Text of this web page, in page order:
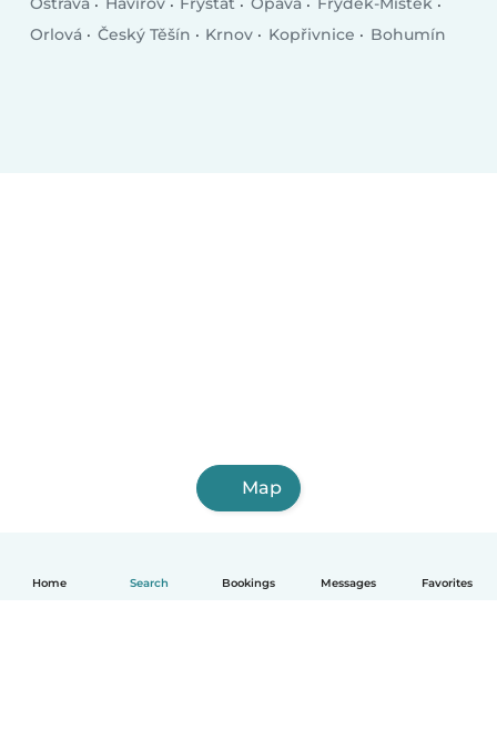
Home Search Bookings Messages Favorites
Orlová
Český Těšín Krnov Kopřivnice Bohumín
Map